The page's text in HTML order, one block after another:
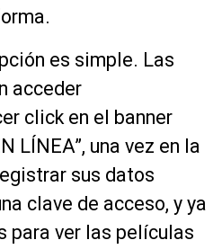
es simple. Las
acceder
click en el banner
LÍNEA”, una vez en la
sus datos
clave de acceso, y ya
para ver las películas